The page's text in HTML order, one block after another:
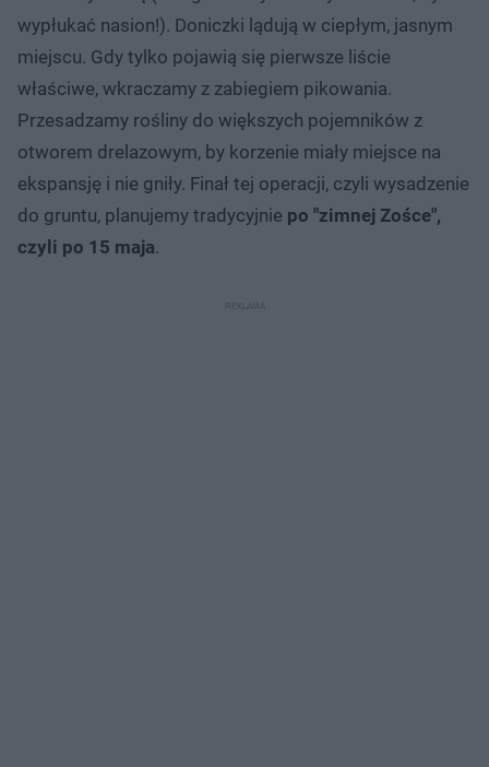
wypłukać nasion!). Doniczki lądują w ciepłym, jasnym
miejscu. Gdy tylko pojawią się pierwsze liście
właściwe, wkraczamy z zabiegiem pikowania.
Przesadzamy rośliny do większych pojemników z
otworem drelazowym, by korzenie miały miejsce na
ekspansję i nie gniły. Finał tej operacji, czyli wysadzenie
do gruntu, planujemy tradycyjnie po "zimnej Zośce",
czyli po 15 maja.